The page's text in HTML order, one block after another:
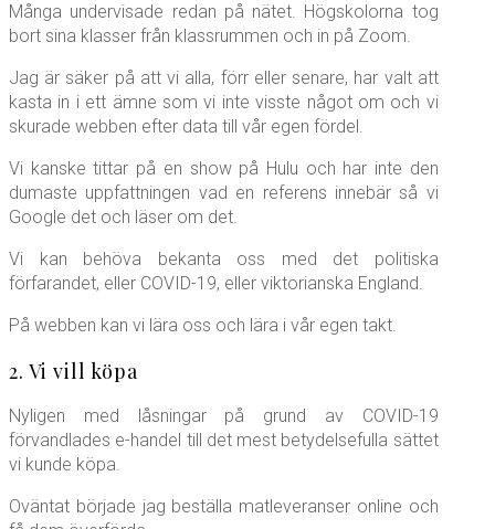
Många undervisade redan på nätet. Högskolorna tog
bort sina klasser från klassrummen och in på Zoom.
Jag är säker på att vi alla, förr eller senare, har valt att
kasta in i ett ämne som vi inte visste något om och vi
skurade webben efter data till vår egen fördel.
Vi kanske tittar på en show på Hulu och har inte den
dumaste uppfattningen vad en referens innebär så vi
Google det och läser om det.
Vi kan behöva bekanta oss med det politiska
förfarandet, eller COVID-19, eller viktorianska England.
På webben kan vi lära oss och lära i vår egen takt.
2. Vi vill köpa
Nyligen med låsningar på grund av COVID-19
förvandlades e-handel till det mest betydelsefulla sättet
vi kunde köpa.
Oväntat började jag beställa matleveranser online och